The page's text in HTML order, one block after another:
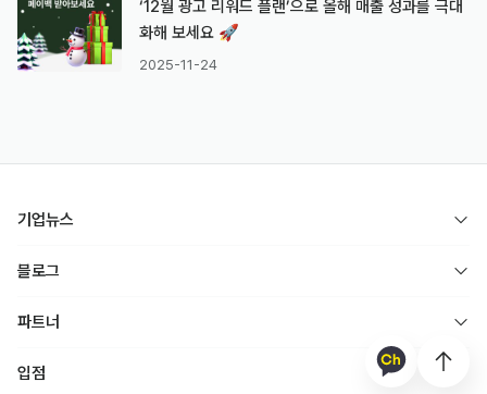
‘12월 광고 리워드 플랜’으로 올해 매출 성과를 극대
화해 보세요 🚀
2025-11-24
기업뉴스
블로그
파트너
입점